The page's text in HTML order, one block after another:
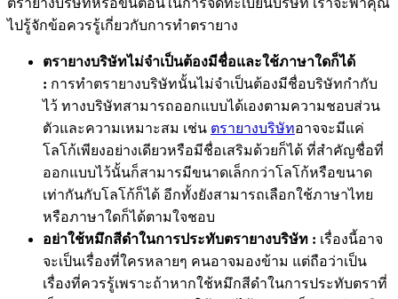
ตรายางบริษัทหรือขั้นตอนในการจดทะเบียนบริษัท เราจะพาคุณ
ไปรู้จักข้อควรรู้เกี่ยวกับการทำตรายาง
ตรายางบริษัทไม่จำเป็นต้องมีชื่อและใช้ภาษาใดก็ได้
: การทำตรายางบริษัทนั้นไม่จำเป็นต้องมีชื่อบริษัทกำกับ
ไว้ ทางบริษัทสามารถออกแบบได้เองตามความชอบส่วน
ตัวและความเหมาะสม เช่น ตรายางบริษัทอาจจะมีแค่
โลโก้เพียงอย่างเดียวหรือมีชื่อเสริมด้วยก็ได้ ที่สำคัญชื่อที่
ออกแบบไว้นั้นก็สามารมีขนาดเล็กกว่าโลโก้หรือขนาด
เท่ากันกับโลโก้ก็ได้ อีกทั้งยังสามารถเลือกใช้ภาษาไทย
หรือภาษาใดก็ได้ตามใจชอบ
อย่าใช้หมึกสีดำในการประทับตรายางบริษัท : เรื่องนี้อาจ
จะเป็นเรื่องที่ใครหลายๆ คนอาจมองข้าม แต่ถือว่าเป็น
เรื่องที่ควรรู้เพราะถ้าหากใช้หมึกสีดำในการประทับตราที่